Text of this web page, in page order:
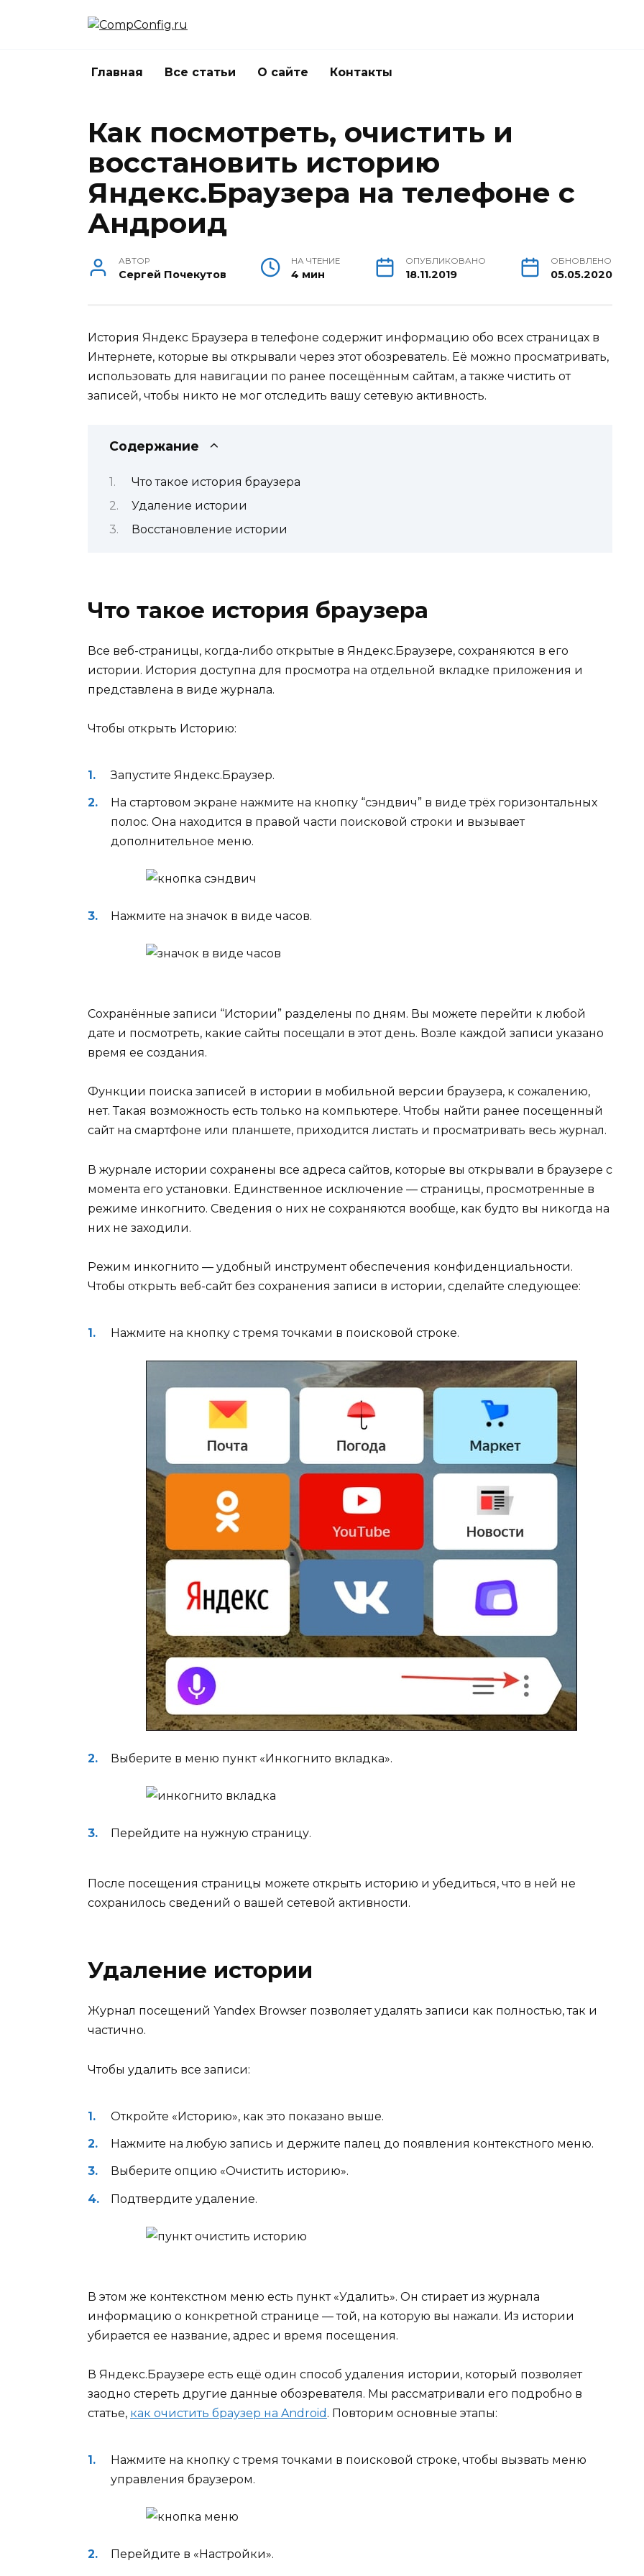
Главная Все статьи О сайте Контакты
Как посмотреть, очистить и
восстановить историю
Яндекс.Браузера на телефоне с
Андроид
АВТОР
Сергей Почекутов
НА ЧТЕНИЕ
4 мин
ОПУБЛИКОВАНО
18.11.2019
ОБНОВЛЕНО
05.05.2020
История Яндекс Браузера в телефоне содержит информацию обо всех страницах в
Интернете, которые вы открывали через этот обозреватель. Её можно просматривать,
использовать для навигации по ранее посещённым сайтам, а также чистить от
записей, чтобы никто не мог отследить вашу сетевую активность.
Содержание
Что такое история браузера
Удаление истории
Восстановление истории
Что такое история браузера
Все веб-страницы, когда-либо открытые в Яндекс.Браузере, сохраняются в его
истории. История доступна для просмотра на отдельной вкладке приложения и
представлена в виде журнала.
Чтобы открыть Историю:
Запустите Яндекс.Браузер.
На стартовом экране нажмите на кнопку “сэндвич” в виде трёх горизонтальных
полос. Она находится в правой части поисковой строки и вызывает
дополнительное меню.
Нажмите на значок в виде часов.
Сохранённые записи “Истории” разделены по дням. Вы можете перейти к любой
дате и посмотреть, какие сайты посещали в этот день. Возле каждой записи указано
время ее создания.
Функции поиска записей в истории в мобильной версии браузера, к сожалению,
нет. Такая возможность есть только на компьютере. Чтобы найти ранее посещенный
сайт на смартфоне или планшете, приходится листать и просматривать весь журнал.
В журнале истории сохранены все адреса сайтов, которые вы открывали в браузере с
момента его установки. Единственное исключение — страницы, просмотренные в
режиме инкогнито. Сведения о них не сохраняются вообще, как будто вы никогда на
них не заходили.
Режим инкогнито — удобный инструмент обеспечения конфиденциальности.
Чтобы открыть веб-сайт без сохранения записи в истории, сделайте следующее:
Нажмите на кнопку с тремя точками в поисковой строке.
Выберите в меню пункт «Инкогнито вкладка».
Перейдите на нужную страницу.
После посещения страницы можете открыть историю и убедиться, что в ней не
сохранилось сведений о вашей сетевой активности.
Удаление истории
Журнал посещений Yandex Browser позволяет удалять записи как полностью, так и
частично.
Чтобы удалить все записи:
Откройте «Историю», как это показано выше.
Нажмите на любую запись и держите палец до появления контекстного меню.
Выберите опцию «Очистить историю».
Подтвердите удаление.
В этом же контекстном меню есть пункт «Удалить». Он стирает из журнала
информацию о конкретной странице — той, на которую вы нажали. Из истории
убирается ее название, адрес и время посещения.
В Яндекс.Браузере есть ещё один способ удаления истории, который позволяет
заодно стереть другие данные обозревателя. Мы рассматривали его подробно в
статье, как очистить браузер на Android . Повторим основные этапы:
Нажмите на кнопку с тремя точками в поисковой строке, чтобы вызвать меню
управления браузером.
Перейдите в «Настройки».